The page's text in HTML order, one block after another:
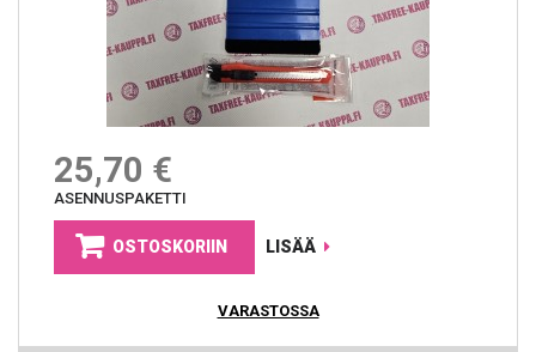
25,70 €
ASENNUSPAKETTI
OSTOSKORIIN LISÄÄ
VARASTOSSA